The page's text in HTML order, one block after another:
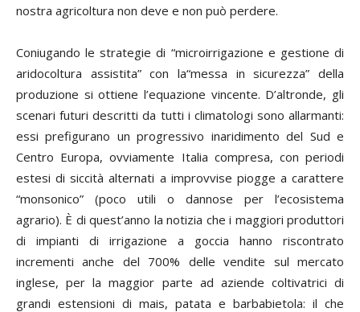
nostra agricoltura non deve e non può perdere.
Coniugando le strategie di “microirrigazione e gestione di
aridocoltura assistita” con la“messa in sicurezza” della
produzione si ottiene l’equazione vincente. D’altronde, gli
scenari futuri descritti da tutti i climatologi sono allarmanti:
essi prefigurano un progressivo inaridimento del Sud e
Centro Europa, ovviamente Italia compresa, con periodi
estesi di siccità alternati a improvvise piogge a carattere
“monsonico” (poco utili o dannose per l’ecosistema
agrario). È di quest’anno la notizia che i maggiori produttori
di impianti di irrigazione a goccia hanno riscontrato
incrementi anche del 700% delle vendite sul mercato
inglese, per la maggior parte ad aziende coltivatrici di
grandi estensioni di mais, patata e barbabietola: il che